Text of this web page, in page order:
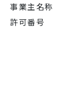
事業主名称
許可番号